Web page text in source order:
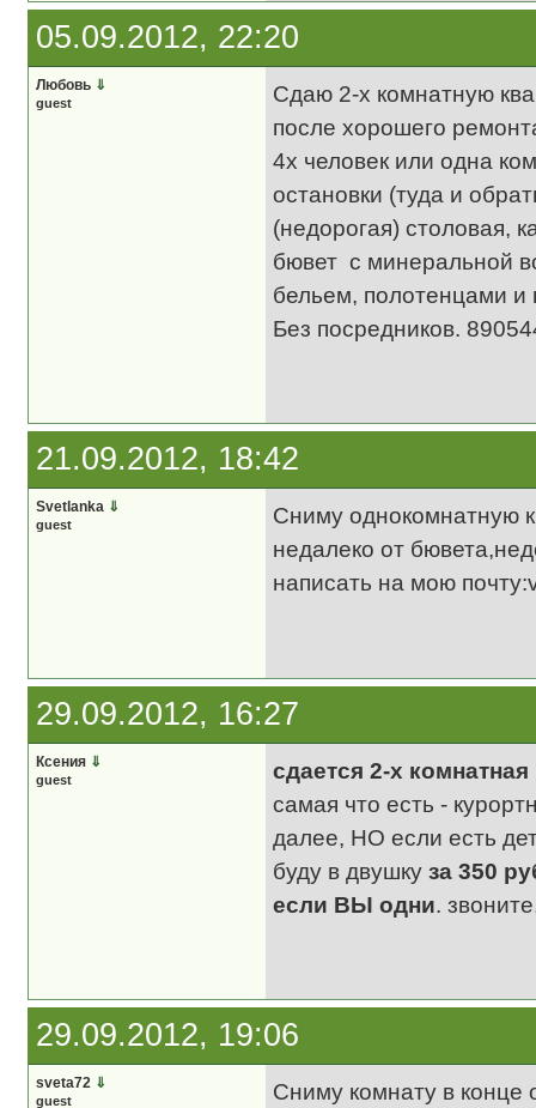
05.09.2012, 22:20
Любовь ⇓
guest
Сдаю 2-х комнатную
после хорошего
4х человек или одна
остановки (туда и
(недорогая) столовая,
бювет с минеральной
бельем, полотенцами и
Без посредников.
21.09.2012, 18:42
Svetlanka ⇓
guest
Сниму однокомнатную
недалеко от
написать на мою
29.09.2012, 16:27
Ксения ⇓
guest
сдается 2-х
самая что есть -
далее, НО если есть
буду в двушку за 350
если ВЫ одни.
29.09.2012, 19:06
sveta72 ⇓
guest Сниму комнату в конце